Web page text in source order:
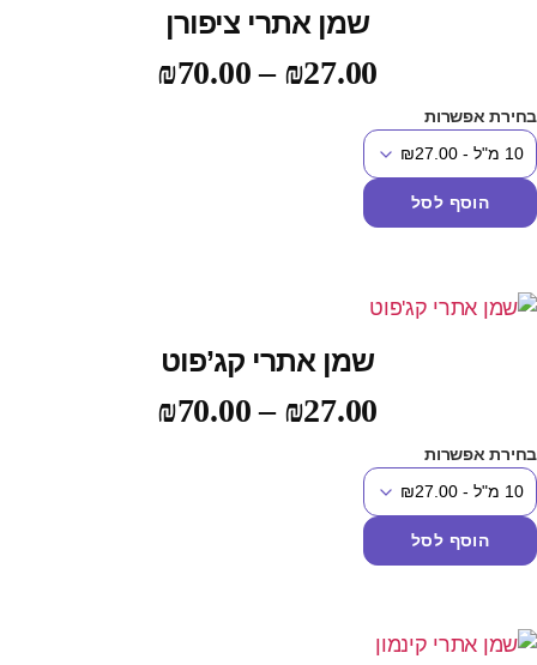
שמן אתרי ציפורן
₪27.00
–
₪70.00
אפשרות
הוסף לסל
שמן אתרי קג’פוט
₪27.00
–
₪70.00
אפשרות
הוסף לסל